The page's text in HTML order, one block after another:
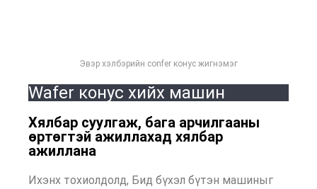
Эвэр хэлбэрийн confer конус жигнэмэг
Wafer конус хийх машин
Хялбар суулгаж, бага арчилгааны
өртөгтэй ажиллахад хялбар
ажиллана
Ихэнх тохиолдолд, Бид бүхэл бүтэн машиныг